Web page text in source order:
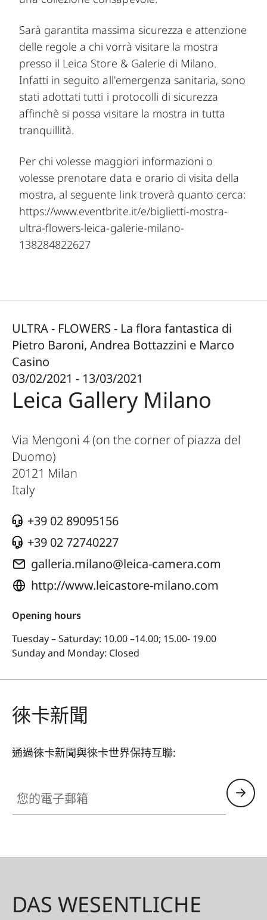
Sarà garantita massima sicurezza e attenzione
delle regole a chi vorrà visitare la mostra
presso il Leica Store & Galerie di Milano.
Infatti in seguito all'emergenza sanitaria, sono
stati adottati tutti i protocolli di sicurezza
affinchè si possa visitare la mostra in tutta
tranquillità.
Per chi volesse maggiori informazioni o
volesse prenotare data e orario di visita della
mostra, al seguente link troverà quanto cerca:
https://www.eventbrite.it/e/biglietti-mostra-
ultra-flowers-leica-galerie-milano-
138284822627
ULTRA - FLOWERS - La flora fantastica di
Pietro Baroni, Andrea Bottazzini e Marco
Casino
03/02/2021 - 13/03/2021
Leica Gallery Milano
Via Mengoni 4 (on the corner of piazza del
Duomo)
20121 Milan
Italy
+39 02 89095156
+39 02 72740227
galleria.milano@leica-camera.com
http://www.leicastore-milano.com
Opening hours
Tuesday – Saturday: 10.00 –14.00; 15.00- 19.00
Sunday and Monday: Closed
徠卡新聞
通過徠卡新聞與徠卡世界保持互聯:
DAS WESENTLICHE